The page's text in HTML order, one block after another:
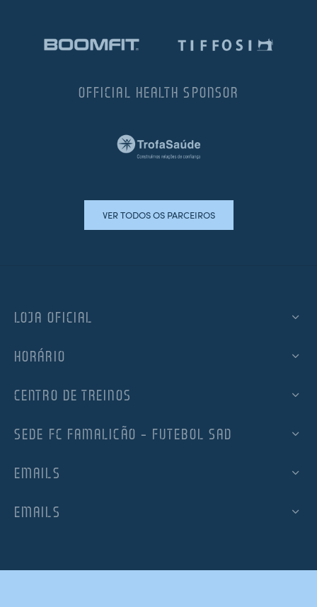
OFFICIAL HEALTH SPONSOR
VER TODOS OS PARCEIROS
LOJA OFICIAL
HORÁRIO
CENTRO DE TREINOS
SEDE FC FAMALICÃO – FUTEBOL SAD
EMAILS
EMAILS